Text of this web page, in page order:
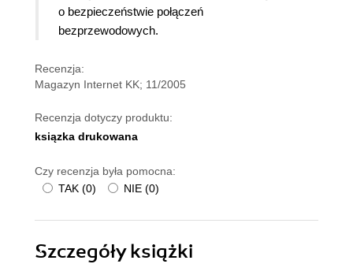
o bezpieczeństwie połączeń
bezprzewodowych.
Recenzja:
Magazyn Internet KK; 11/2005
Recenzja dotyczy produktu:
ksiązka drukowana
Czy recenzja była pomocna:
TAK (0) NIE (0)
Szczegółyksiążki